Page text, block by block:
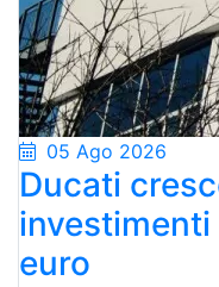
05 Ago 2026
Ducati
investimenti
euro